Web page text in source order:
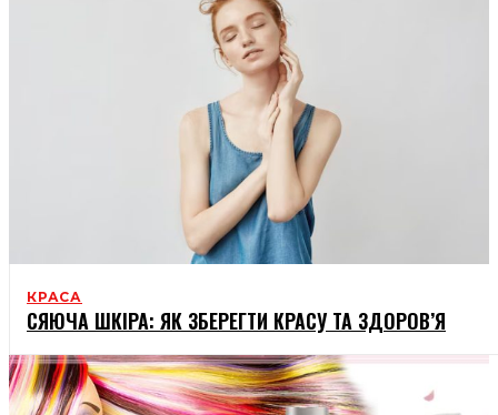
КРАСА
СЯЮЧА ШКІРА: ЯК ЗБЕРЕГТИ КРАСУ ТА ЗДОРОВ’Я